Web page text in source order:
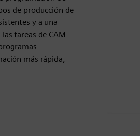
de producción de
y a una
tareas de CAM
más rápida,